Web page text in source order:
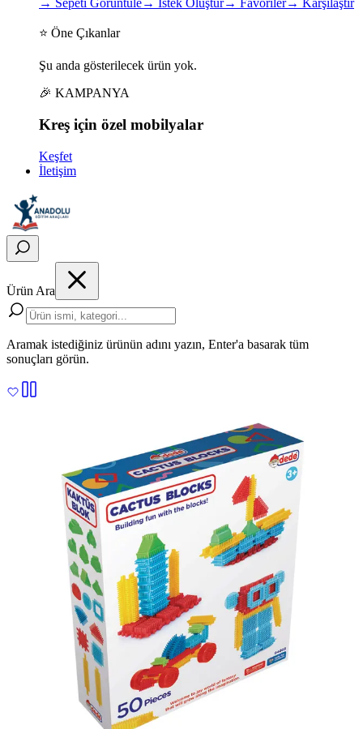
→ Sepeti Görüntüle→ İstek Oluştur→ Favoriler→ Karşılaştır
⭐ Öne Çıkanlar
Şu anda gösterilecek ürün yok.
🎉 KAMPANYA
Kreş için özel mobilyalar
Keşfet
İletişim
Ürün Ara
Aramak istediğiniz ürünün adını yazın, Enter'a basarak tüm
sonuçları görün.